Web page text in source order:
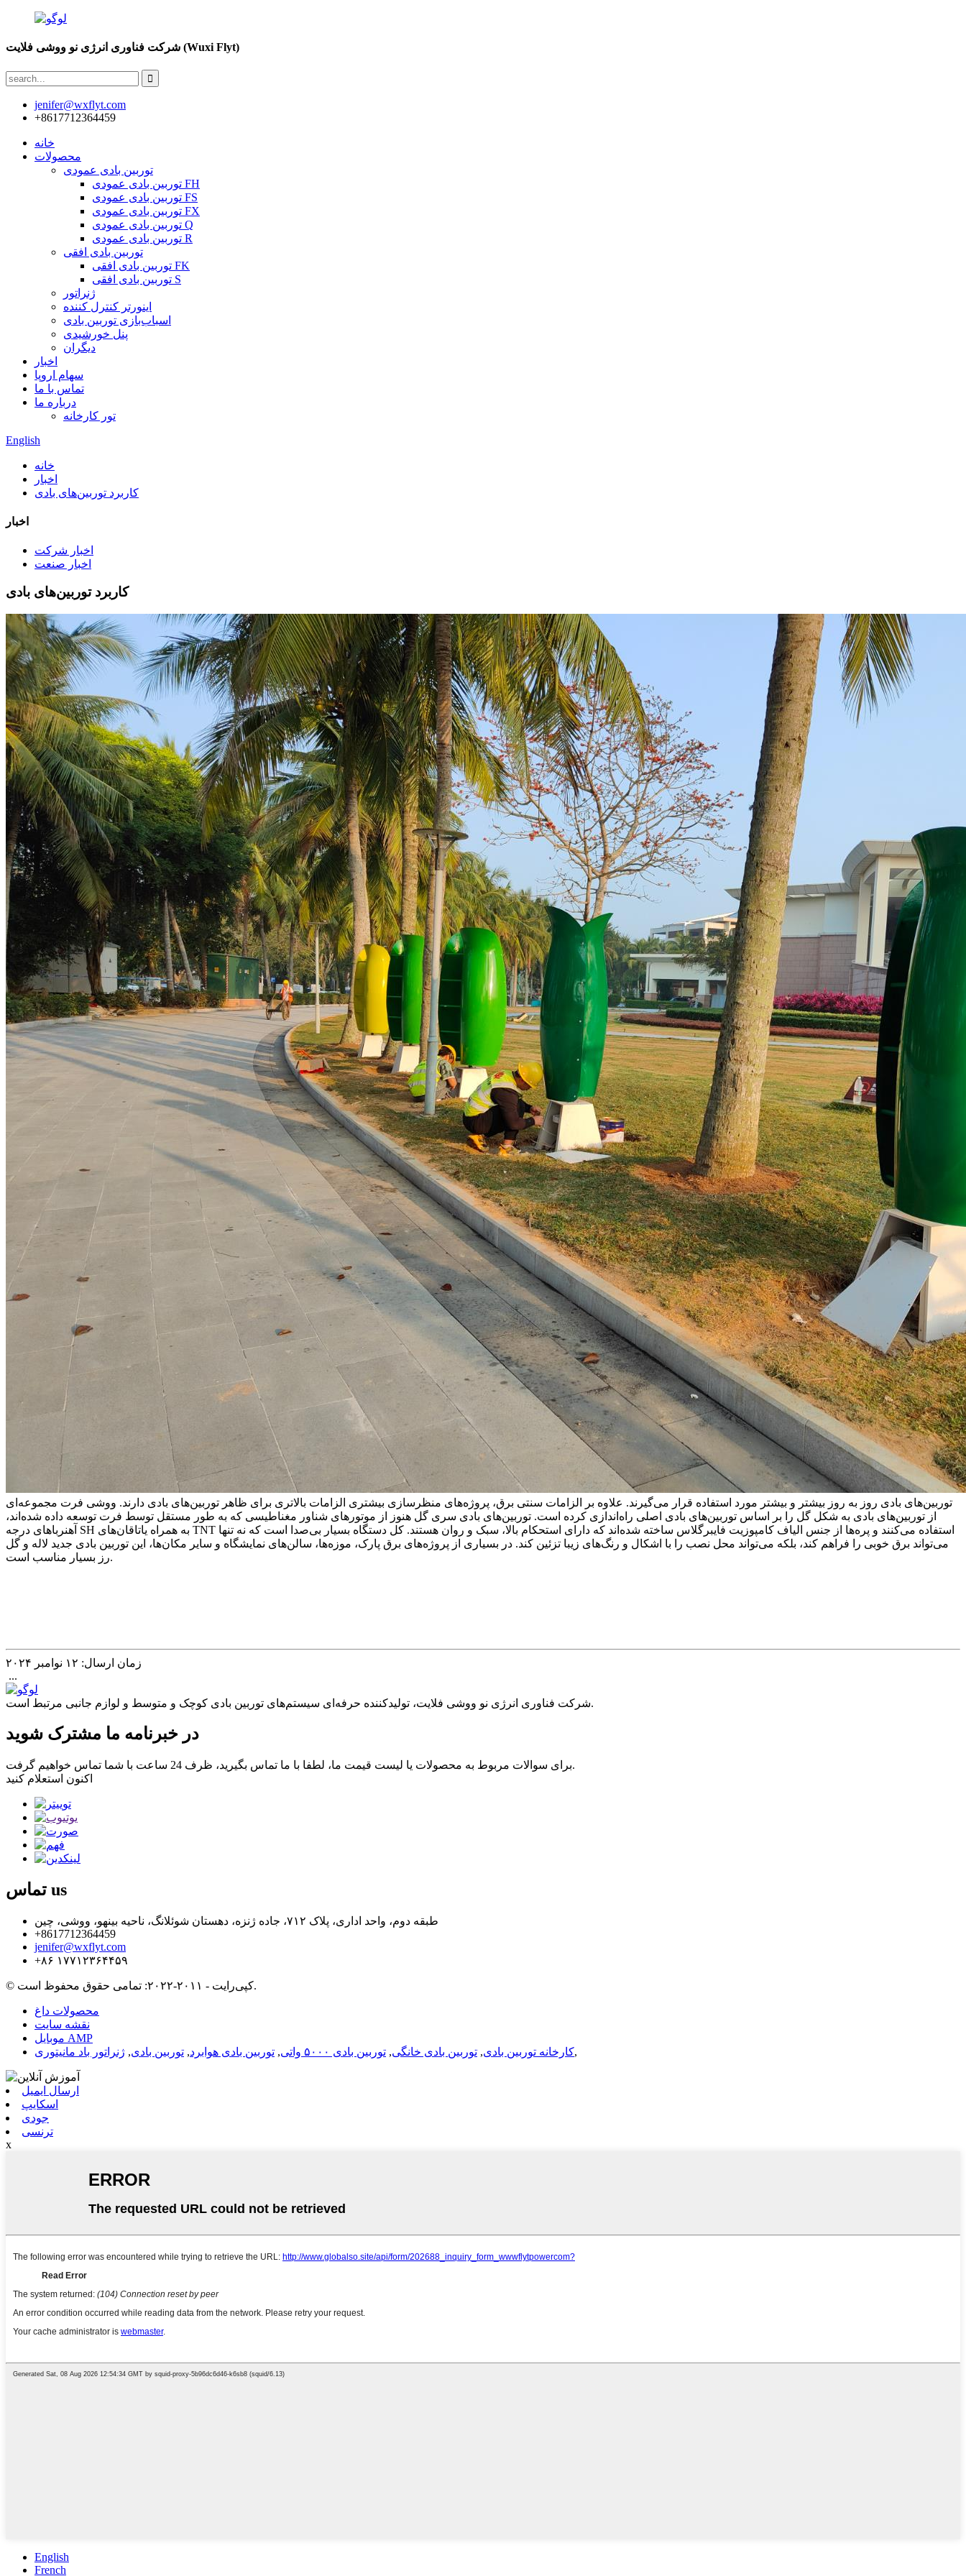
شرکت فناوری انرژی نو ووشی فلایت (Wuxi Flyt)
jenifer@wxflyt.com
‎+8617712364459‎
خانه
محصولات
توربین بادی عمودی
توربین بادی عمودی FH
توربین بادی عمودی FS
توربین بادی عمودی FX
توربین بادی عمودی Q
توربین بادی عمودی R
توربین بادی افقی
توربین بادی افقی FK
توربین بادی افقی S
ژنراتور
اینورتر کنترل کننده
اسباب‌بازی توربین بادی
پنل خورشیدی
دیگران
اخبار
سهام اروپا
تماس با ما
درباره ما
تور کارخانه
English
خانه
اخبار
کاربرد توربین‌های بادی
اخبار
اخبار شرکت
اخبار صنعت
کاربرد توربین‌های بادی
توربین‌های بادی روز به روز بیشتر و بیشتر مورد استفاده قرار می‌گیرند. علاوه بر الزامات سنتی برق، پروژه‌های منظرسازی بیشتری الزامات بالاتری برای ظاهر توربین‌های بادی دارند. ووشی فرت مجموعه‌ای
از توربین‌های بادی به شکل گل را بر اساس توربین‌های بادی اصلی راه‌اندازی کرده است. توربین‌های بادی سری گل هنوز از موتورهای شناور مغناطیسی که به طور مستقل توسط فرت توسعه داده شده‌اند،
آهنرباهای درجه SH به همراه یاتاقان‌های TNT استفاده می‌کنند و پره‌ها از جنس الیاف کامپوزیت فایبرگلاس ساخته شده‌اند که دارای استحکام بالا، سبک و روان هستند. کل دستگاه بسیار بی‌صدا است که نه تنها
می‌تواند برق خوبی را فراهم کند، بلکه می‌تواند محل نصب را با اشکال و رنگ‌های زیبا تزئین کند. در بسیاری از پروژه‌های برق پارک، موزه‌ها، سالن‌های نمایشگاه و سایر مکان‌ها، این توربین بادی جدید لاله و گل
رز بسیار مناسب است.
زمان ارسال: ۱۲ نوامبر ۲۰۲۴
‎‏‎ ...
شرکت فناوری انرژی نو ووشی فلایت، تولیدکننده حرفه‌ای سیستم‌های توربین بادی کوچک و متوسط ​​و لوازم جانبی مرتبط است.
در خبرنامه ما مشترک شوید
برای سوالات مربوط به محصولات یا لیست قیمت ما، لطفا با ما تماس بگیرید، ظرف 24 ساعت با شما تماس خواهیم گرفت.
اکنون استعلام کنید
تماس us
طبقه دوم، واحد اداری، پلاک ۷۱۲، جاده ژنزه، دهستان شوئلانگ، ناحیه بینهو، ووشی، چین
‎+8617712364459‎
jenifer@wxflyt.com
‎+۸۶ ۱۷۷۱۲۳۶۴۴۵۹‎
© کپی‌رایت - ۲۰۱۱-۲۰۲۲: تمامی حقوق محفوظ است.
محصولات داغ
نقشه سایت
موبایل AMP
کارخانه توربین بادی, توربین بادی خانگی, توربین بادی ۵۰۰۰ واتی , توربین بادی هوابرد, توربین بادی, ژنراتور باد مانیتوری ,
ارسال ایمیل
اسکایپ
جودی
ترنسی
x
English
French